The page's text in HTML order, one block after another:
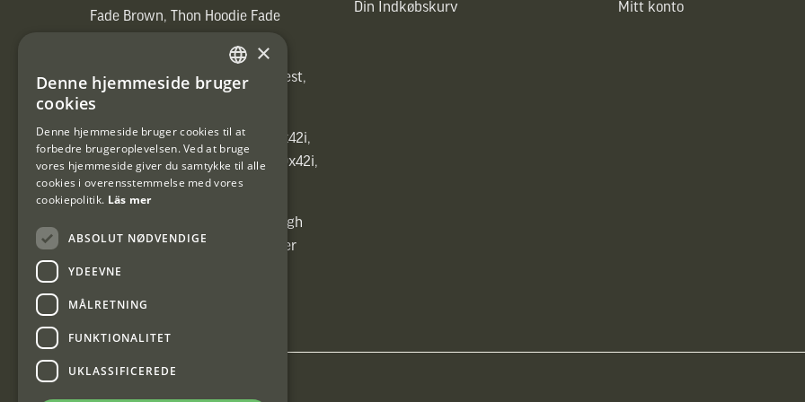
Fade Brown, Thon Hoodie Fade
[ih_use_fallback_field(Heated vest,
Heated vest)]
[ih_use_fallback_field(C6 1,7-10x42i,
6ggr förstoringsväxel!, C6 1,7-10x42i,
6ggr förstoringsväxel!)]
[ih_use_fallback_field(Carrier High
Energy Professional 15kg, Carrier
High Energy Professional 15kg)]
Din Indkøbskurv Mitt konto
SWEDISH
×
Denne hjemmeside bruger
cookies
Denne hjemmeside bruger cookies til at
forbedre brugeroplevelsen. Ved at bruge
vores hjemmeside giver du samtykke til alle
cookies i overensstemmelse med vores
cookiepolitik. Läs mer
ABSOLUT NØDVENDIGE
YDEEVNE
MÅLRETNING
FUNKTIONALITET
UKLASSIFICEREDE